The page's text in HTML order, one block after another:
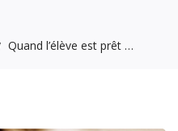
Quand l’élève est prêt …